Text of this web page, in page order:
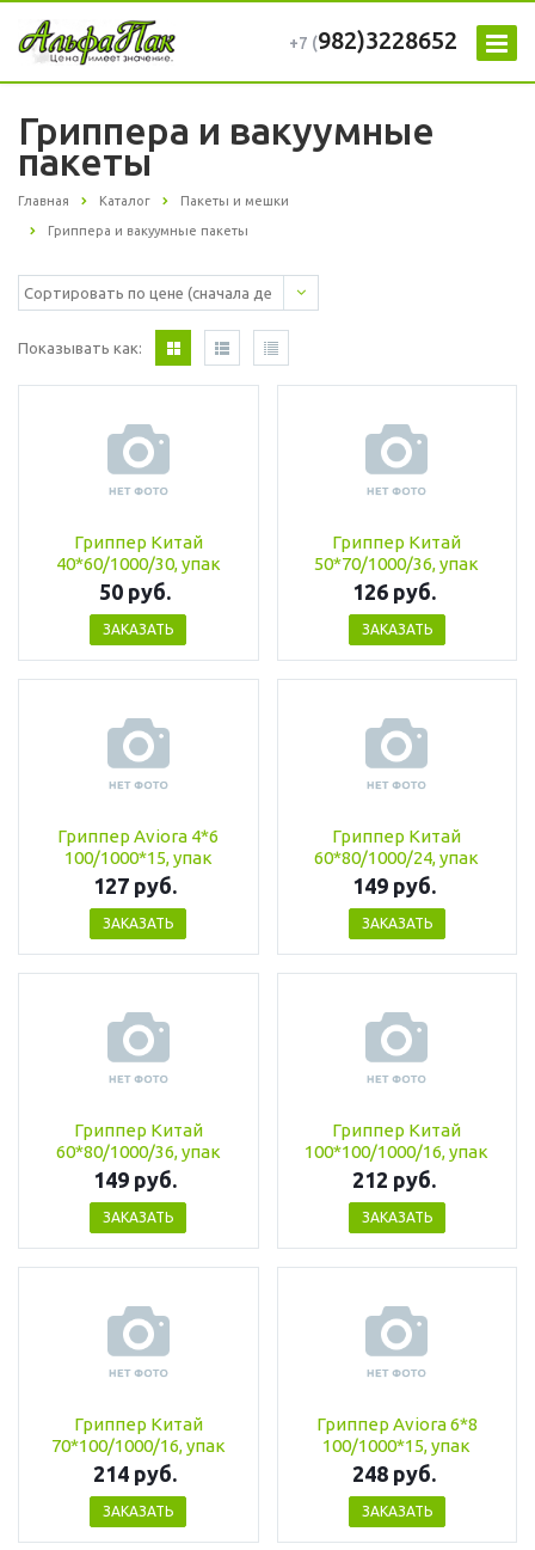
+7 (982)3228652
Гриппера и вакуумные
пакеты
Главная Каталог Пакеты и мешки
Гриппера и вакуумные пакеты
Показывать как:
Гриппер Китай
40*60/1000/30, упак
50 руб.
ЗАКАЗАТЬ
Гриппер Китай
50*70/1000/36, упак
126 руб.
ЗАКАЗАТЬ
Гриппер Aviora 4*6
100/1000*15, упак
127 руб.
ЗАКАЗАТЬ
Гриппер Китай
60*80/1000/24, упак
149 руб.
ЗАКАЗАТЬ
Гриппер Китай
60*80/1000/36, упак
149 руб.
ЗАКАЗАТЬ
Гриппер Китай
100*100/1000/16, упак
212 руб.
ЗАКАЗАТЬ
Гриппер Китай
70*100/1000/16, упак
214 руб.
ЗАКАЗАТЬ
Гриппер Aviora 6*8
100/1000*15, упак
248 руб.
ЗАКАЗАТЬ